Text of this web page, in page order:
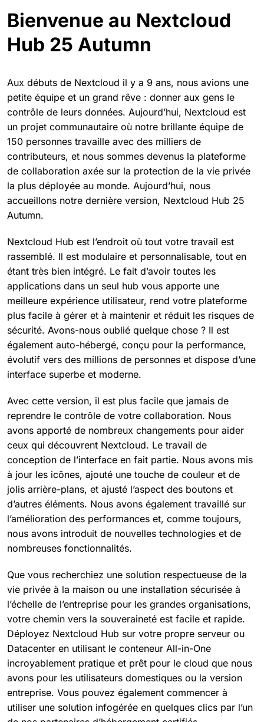
Bienvenue au Nextcloud
Hub 25 Autumn
Aux débuts de Nextcloud il y a 9 ans, nous avions une
petite équipe et un grand rêve : donner aux gens le
contrôle de leurs données. Aujourd’hui, Nextcloud est
un projet communautaire où notre brillante équipe de
150 personnes travaille avec des milliers de
contributeurs, et nous sommes devenus la plateforme
de collaboration axée sur la protection de la vie privée
la plus déployée au monde. Aujourd’hui, nous
accueillons notre dernière version, Nextcloud Hub 25
Autumn.
Nextcloud Hub est l’endroit où tout votre travail est
rassemblé. Il est modulaire et personnalisable, tout en
étant très bien intégré. Le fait d’avoir toutes les
applications dans un seul hub vous apporte une
meilleure expérience utilisateur, rend votre plateforme
plus facile à gérer et à maintenir et réduit les risques de
sécurité. Avons-nous oublié quelque chose ? Il est
également auto-hébergé, conçu pour la performance,
évolutif vers des millions de personnes et dispose d’une
interface superbe et moderne.
Avec cette version, il est plus facile que jamais de
reprendre le contrôle de votre collaboration. Nous
avons apporté de nombreux changements pour aider
ceux qui découvrent Nextcloud. Le travail de
conception de l’interface en fait partie. Nous avons mis
à jour les icônes, ajouté une touche de couleur et de
jolis arrière-plans, et ajusté l’aspect des boutons et
d’autres éléments. Nous avons également travaillé sur
l’amélioration des performances et, comme toujours,
nous avons introduit de nouvelles technologies et de
nombreuses fonctionnalités.
Que vous recherchiez une solution respectueuse de la
vie privée à la maison ou une installation sécurisée à
l’échelle de l’entreprise pour les grandes organisations,
votre chemin vers la souveraineté est facile et rapide.
Déployez Nextcloud Hub sur votre propre serveur ou
Datacenter en utilisant le conteneur All-in-One
incroyablement pratique et prêt pour le cloud que nous
avons pour les utilisateurs domestiques ou la version
entreprise. Vous pouvez également commencer à
utiliser une solution infogérée en quelques clics par l’un